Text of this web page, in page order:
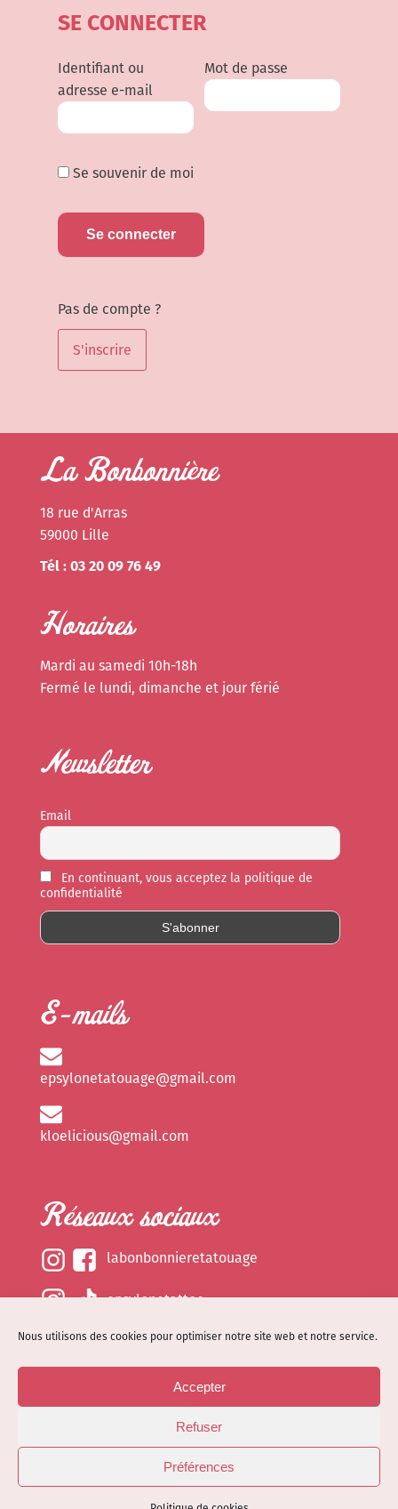
Nous utilisons des cookies pour optimiser notre site web et notre service.
Accepter
Refuser
Préférences
SE CONNECTER
Identifiant ou
adresse e-mail
Mot de passe
Se souvenir de moi
Pas de compte ?
S'inscrire
La Bonbonnière
18 rue d'Arras
59000 Lille
Tél : 03 20 09 76 49
Horaires
Mardi au samedi 10h-18h
Fermé le lundi, dimanche et jour férié
Newsletter
Email
En continuant, vous acceptez la politique de
confidentialité
E-mails
epsylonetatouage@gmail.com
kloelicious@gmail.com
Réseaux sociaux
labonbonnieretatouage
epsylonetattoo
kloelicious_
Mentions légales
Politique de cookies (EU)
© Site web réalisé parDénode- Illustrations par
Kloelicioustattoo tous droits réservés